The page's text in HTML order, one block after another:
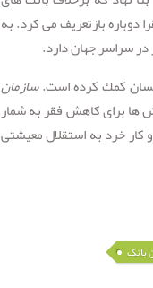
دوباره بازتعریف می کرد. به
سراسر جهان دارد.
کمك کرده است.سازمان
ها برای کاهش فقر به شمار
خرد به استقلال معيشتی
بانک